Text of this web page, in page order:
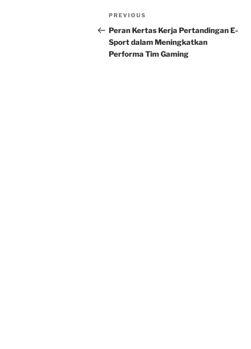
Post
navigation
Previous
Post
PREVIOUS
Peran Kertas Kerja Pertandingan E-
Sport dalam Meningkatkan
Performa Tim Gaming